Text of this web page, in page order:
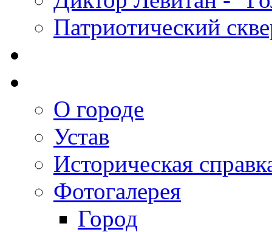
Патриотический
О городе
Устав
Историческая
Фотогалерея
Город